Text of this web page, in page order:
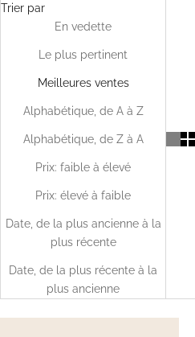
Trier par
En vedette
Le plus pertinent
Meilleures ventes
Alphabétique, de A à Z
Alphabétique, de Z à A
Prix: faible à élevé
Prix: élevé à faible
Date, de la plus ancienne à la
plus récente
Date, de la plus récente à la
plus ancienne